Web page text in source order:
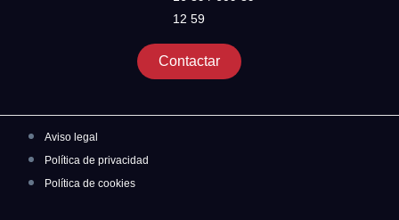
12 59
Contactar
Aviso legal
Política de privacidad
Política de cookies